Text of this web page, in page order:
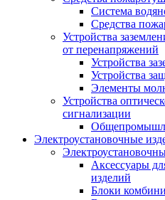
Система
Средства
Устройства
от перенапряжений
Устройства
Устройства
Элементы
Устройства
сигнализации
Электроустановочные
Аксессуары
изделий
Блоки